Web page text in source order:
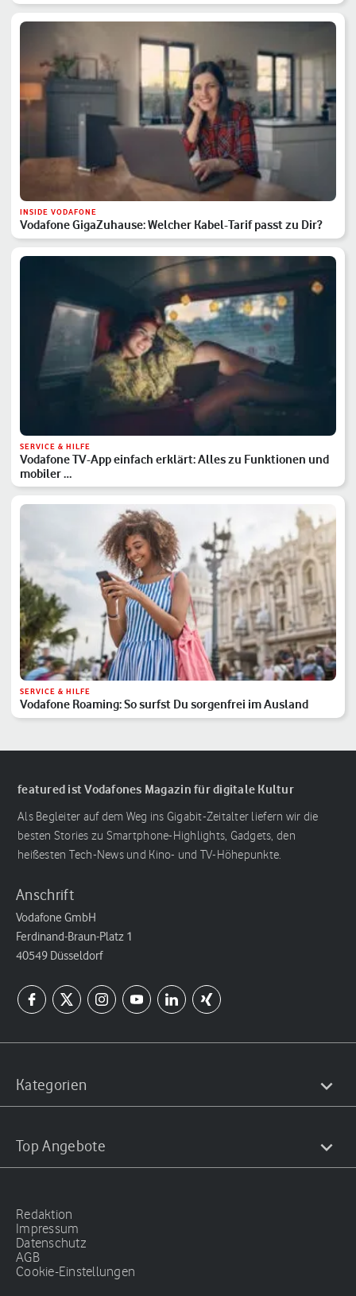
INSIDE VODAFONE
Vodafone GigaZuhause: Welcher Kabel-Tarif passt zu Dir?
SERVICE & HILFE
Vodafone TV-App einfach erklärt: Alles zu Funktionen und
mobiler …
SERVICE & HILFE
Vodafone Roaming: So surfst Du sorgenfrei im Ausland
featured ist Vodafones Magazin für digitale Kultur
Als Begleiter auf dem Weg ins Gigabit-Zeitalter liefern wir die
besten Stories zu Smartphone-Highlights, Gadgets, den
heißesten Tech-News und Kino- und TV-Höhepunkte.
Anschrift
Vodafone GmbH
Ferdinand-Braun-Platz 1
40549 Düsseldorf
Kategorien
Top Angebote
Redaktion
Impressum
Datenschutz
AGB
Cookie-Einstellungen